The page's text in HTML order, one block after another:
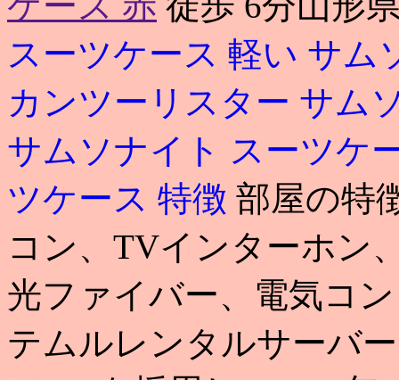
スーツケース 軽い サム
カンツーリスター サム
サムソナイト スーツケ
ツケース 特徴 部屋の特
コン、TVインターホン
光ファイバー、電気コ
テムルレンタルサーバ